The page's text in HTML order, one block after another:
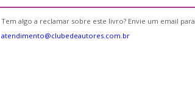
Tem algo a reclamar sobre este livro? Envie um email para
atendimento@clubedeautores.com.br